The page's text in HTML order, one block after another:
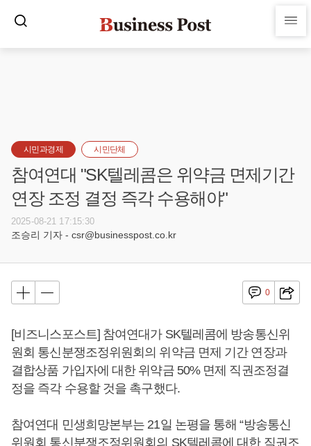
시민과경제 시민단체
참여연대 "SK텔레콤은 위약금 면제기간
연장 조정 결정 즉각 수용해야"
2025-08-21 17:15:30
조승리 기자 - csr@businesspost.co.kr
0
[비즈니스포스트] 참여연대가 SK텔레콤에 방송통신위
원회 통신분쟁조정위원회의 위약금 면제 기간 연장과
결합상품 가입자에 대한 위약금 50% 면제 직권조정결
정을 즉각 수용할 것을 촉구했다.
참여연대 민생희망본부는 21일 논평을 통해 “방송통신
위원회 통신분쟁조정위원회의 SK텔레콤에 대한 직권조